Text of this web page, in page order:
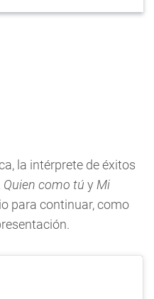
la intérprete de éxitos
como tú y Mi
para continuar, como